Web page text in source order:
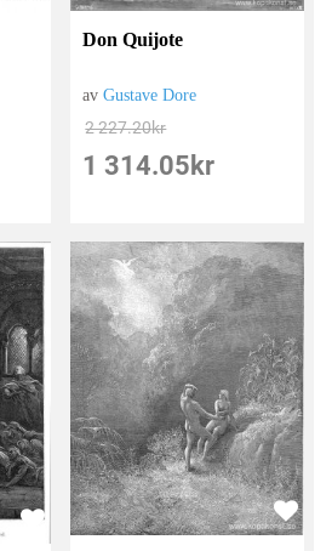
Don Quijote
avGustave Dore
2 227.20kr
1 314.05 kr